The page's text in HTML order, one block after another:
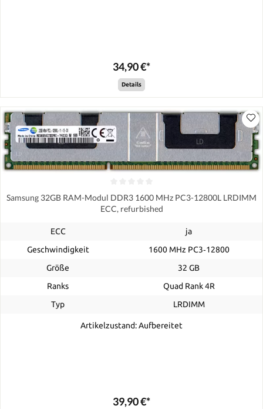
34,90 €*
Details
Samsung 32GB RAM-Modul DDR3 1600 MHz PC3-12800L LRDIMM
ECC, refurbished
ECC
ja
Geschwindigkeit
1600 MHz PC3‑12800
Größe
32 GB
Ranks
Quad Rank 4R
Typ
LRDIMM
Artikelzustand: Aufbereitet
39,90 €*